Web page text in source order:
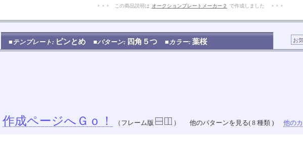
+ + + この商品説明は オークションプレートメーカー２ で作成しました + + +
■テンプレート: ピンとめ ■パターン: 四角５つ ■カラー: 葉桜
作成ページへＧｏ！ （フレーム版 ） 他のパターンを見る( 8 種類 ) 他の